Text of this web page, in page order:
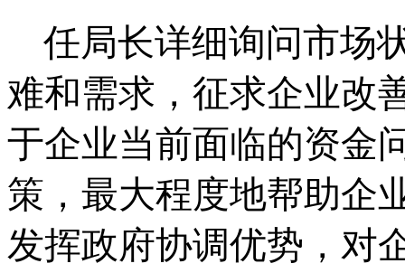
任局长详细询问市场
难和需求，征求企业改
于企业当前面临的资金
策，最大程度地帮助企
发挥政府协调优势，对